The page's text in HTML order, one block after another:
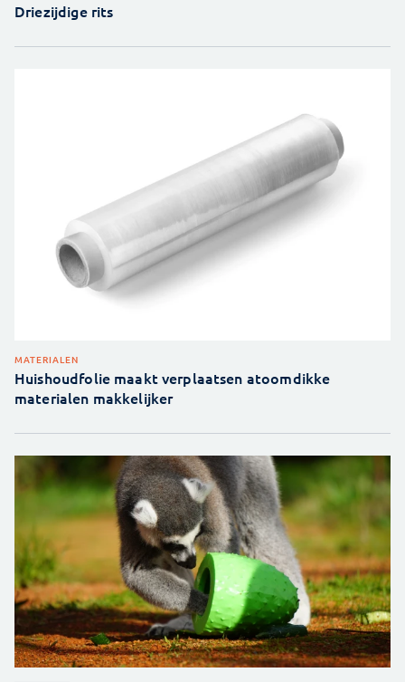
Driezijdige rits
MATERIALEN
Huishoudfolie maakt verplaatsen atoomdikke
materialen makkelijker